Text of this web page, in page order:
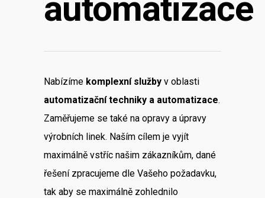
automatizace
Nabízíme komplexní služby v oblasti
automatizační techniky a automatizace.
Zaměřujeme se také na opravy a úpravy
výrobních linek. Naším cílem je vyjít
maximálně vstříc našim zákazníkům, dané
řešení zpracujeme dle Vašeho požadavku,
tak aby se maximálně zohlednilo